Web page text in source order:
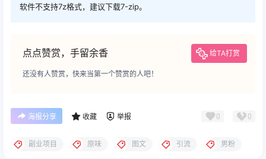
软件不支持7z格式，建议下载7-zip。
点点赞赏，手留余香 给TA打赏
还没有人赞赏，快来当第一个赞赏的人吧！
海报分享 收藏 举报 0 0
副业项目 原味 图文 引流 男粉